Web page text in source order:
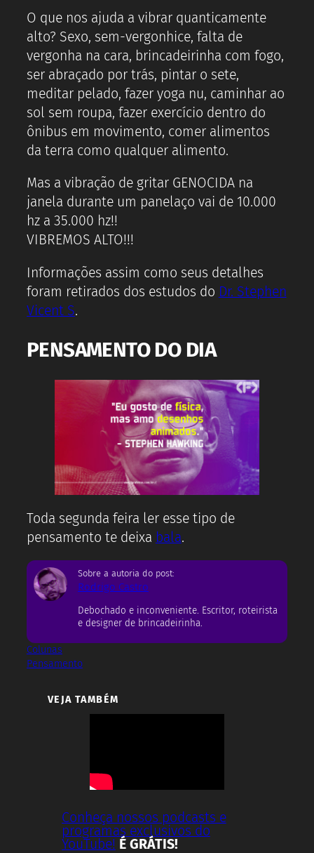
O que nos ajuda a vibrar quanticamente
alto? Sexo, sem-vergonhice, falta de
vergonha na cara, brincadeirinha com fogo,
ser abraçado por trás, pintar o sete,
meditar pelado, fazer yoga nu, caminhar ao
sol sem roupa, fazer exercício dentro do
ônibus em movimento, comer alimentos
da terra como qualquer alimento.
Mas a vibração de gritar GENOCIDA na
janela durante um panelaço vai de 10.000
hz a 35.000 hz!!
VIBREMOS ALTO!!!
Informações assim como seus detalhes
foram retirados dos estudos do Dr. Stephen
Vicent S.
PENSAMENTO DO DIA
Toda segunda feira ler esse tipo de
pensamento te deixa bala.
Sobre a autoria do post:
Rodrigo Castro
Debochado e inconveniente. Escritor, roteirista
e designer de brincadeirinha.
Colunas
Pensamento
VEJA TAMBÉM
Conheça nossos podcasts e
programas exclusivos do
YouTube! É GRÁTIS!